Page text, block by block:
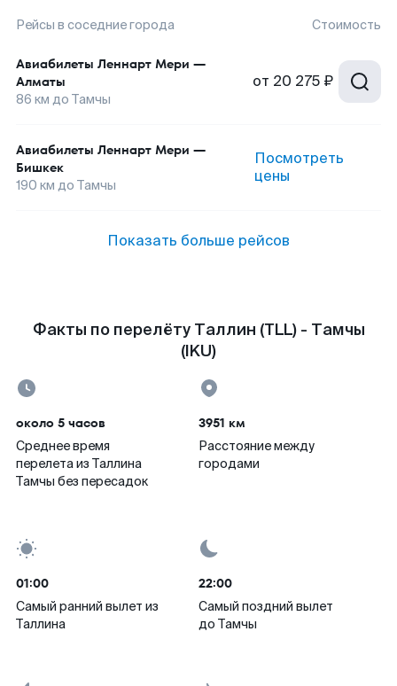
Рейсы в соседние города Стоимость
Авиабилеты Леннарт Мери —
Алматы
86 км до Тамчы
от 20 275 ₽
Авиабилеты Леннарт Мери —
Бишкек
190 км до Тамчы
Посмотреть
цены
Показать больше рейсов
Факты по перелёту Таллин (TLL) - Тамчы
(IKU)
около 5 часов
Среднее время
перелета из Таллина
Тамчы без пересадок
3951 км
Расстояние между
городами
01:00
Самый ранний вылет из
Таллина
22:00
Самый поздний вылет
до Тамчы